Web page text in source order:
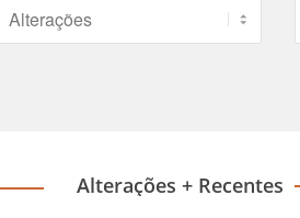
Alterações + Recentes